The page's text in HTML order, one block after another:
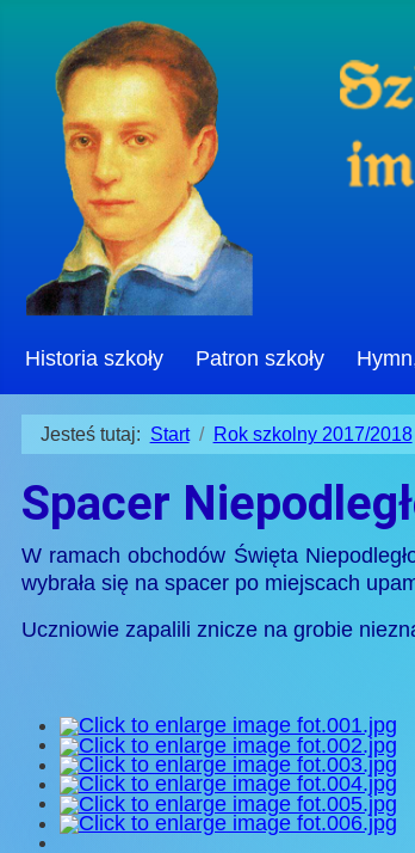
Historia szkoły Patron szkoły
Jesteś tutaj: Start Rok szkolny 2017/2018
Spacer
W ramach obchodów Święta
wybrała się na spacer po miejscach
Uczniowie zapalili znicze na grobie